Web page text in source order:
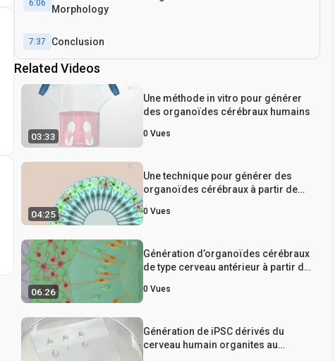
6:06
Morphology
7:37 Conclusion
Related Videos
03:33
Une méthode in vitro pour générer
des organoïdes cérébraux humains
0 Vues
04:25
Une technique pour générer des
organoïdes cérébraux à partir de
humaines
0 Vues
06:26
Génération d’organoïdes cérébraux
de type cerveau antérieur à partir de
induites par l’homme
0 Vues
Génération de iPSC dérivés du
cerveau humain organites au